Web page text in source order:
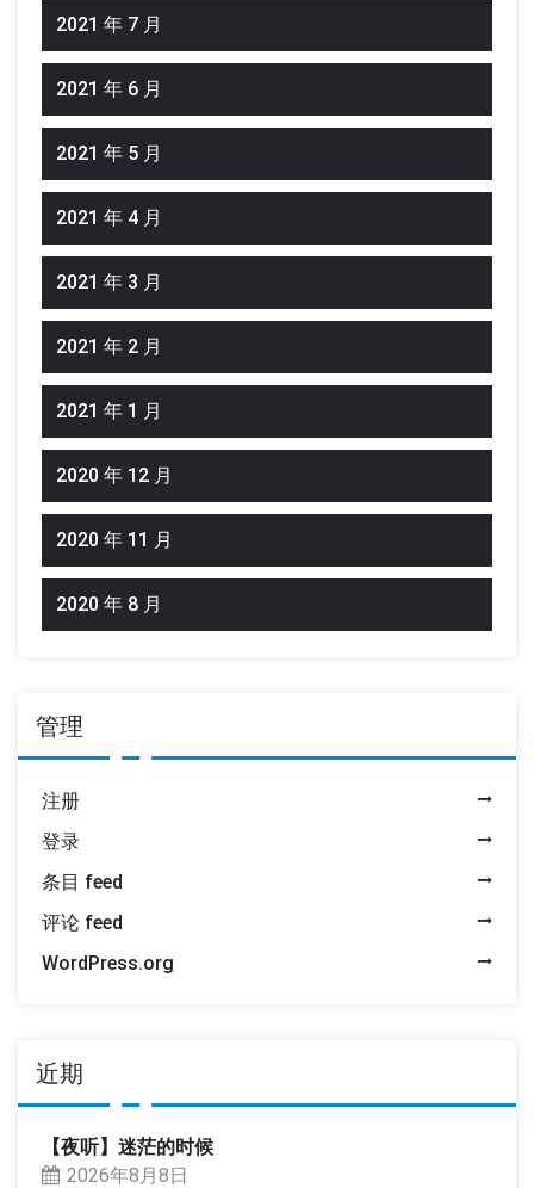
2021 年 7 月
2021 年 6 月
2021 年 5 月
2021 年 4 月
2021 年 3 月
2021 年 2 月
2021 年 1 月
2020 年 12 月
2020 年 11 月
2020 年 8 月
管理
注册
登录
条目 feed
评论 feed
WordPress.org
近期
【夜听】迷茫的时候
2026年8月8日